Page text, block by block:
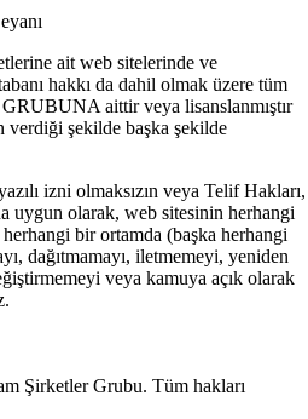
ait web sitelerinde ve
hakkı da dahil olmak üzere tüm
aittir veya lisanslanmıştır
verdiği şekilde başka şekilde
izni olmaksızın veya Telif Hakları,
uygun olarak, web sitesinin herhangi
bir ortamda (başka herhangi
dağıtmamayı, iletmemeyi, yeniden
veya kamuya açık olarak
Şirketler Grubu. Tüm hakları